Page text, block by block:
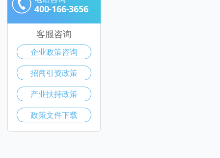
400-166-3656
客服咨询
企业政策咨询
招商引资政策
产业扶持政策
政策文件下载